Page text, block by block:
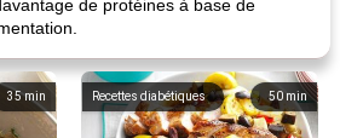
de protéines à base de
35min 50 min
Recettes diabétiques